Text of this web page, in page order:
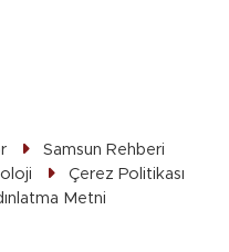
Samsun Rehberi
Çerez Politikası
Metni